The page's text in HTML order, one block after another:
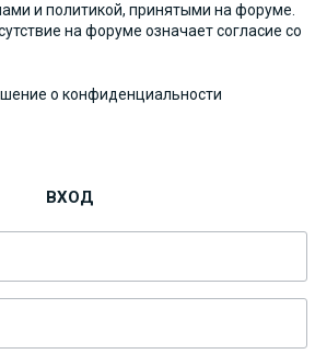
и политикой, принятыми на форуме.
на форуме означает согласие со
о конфиденциальности
ВХОД